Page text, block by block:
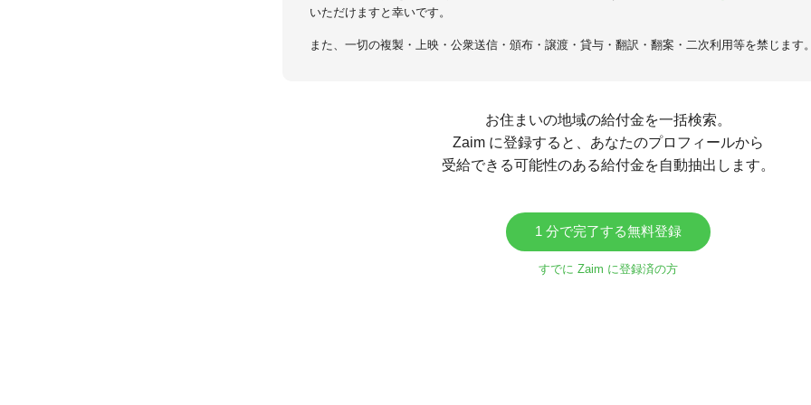
いただけますと幸いです。
また、一切の複製・上映・公衆送信・頒布・譲渡・貸与・翻訳・翻案・二次利用等を禁じます
お住まいの地域の給付金を一括検索。
Zaim に登録すると、あなたのプロフィールから
受給できる可能性のある給付金を自動抽出します。
1 分で完了する無料登録
すでに Zaim に登録済の方